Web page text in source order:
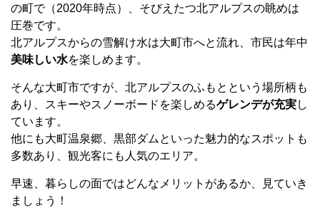
の町で（2020年時点）、そびえたつ北アルプスの眺めは
圧巻です。
北アルプスからの雪解け水は大町市へと流れ、市民は年中
美味しい水を楽しめます。
そんな大町市ですが、北アルプスのふもとという場所柄も
あり、スキーやスノーボードを楽しめるゲレンデが充実し
ています。
他にも大町温泉郷、黒部ダムといった魅力的なスポットも
多数あり、観光客にも人気のエリア。
早速、暮らしの面ではどんなメリットがあるか、見ていき
ましょう！